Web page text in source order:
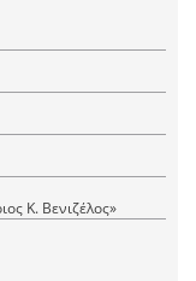
Κ. Βενιζέλος»